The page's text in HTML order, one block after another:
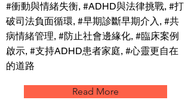
#衝動與情緒失衡, #ADHD與法律挑戰, #打
破司法負面循環, #早期診斷早期介入, #共
病情緒管理, #防止社會邊緣化, #臨床案例
啟示, #支持ADHD患者家庭, #心靈更自在
的道路
Read More